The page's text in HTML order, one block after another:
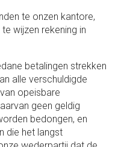
te onzen kantore,
wijzen rekening in
betalingen strekken
alle verschuldigde
opeisbare
geen geldig
bedongen, en
die het langst